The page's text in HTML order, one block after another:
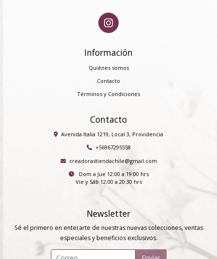
Información
Quiénes somos
Contacto
Términos y Condiciones
Contacto
Avenida Italia 1219, Local 3, Providencia
+56967295558
creadorastiendachile@gmail.com
Dom a Jue 12:00 a 19:00 hrs
Vie y Sáb 12:00 a 20:30 hrs
Newsletter
Sé el primero en enterarte de nuestras nuevas colecciones, ventas
especiales y beneficios exclusivos.